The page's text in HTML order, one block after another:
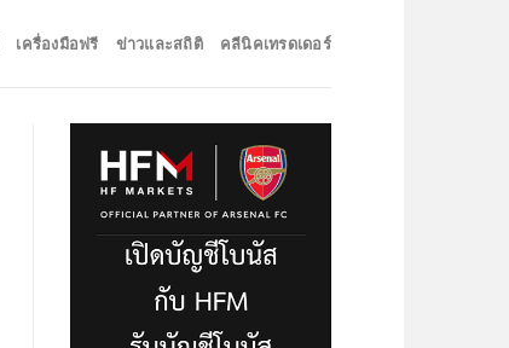
เครื่องมือฟรี ข่าวและสถิติ คลีนิคเทรดเดอร์